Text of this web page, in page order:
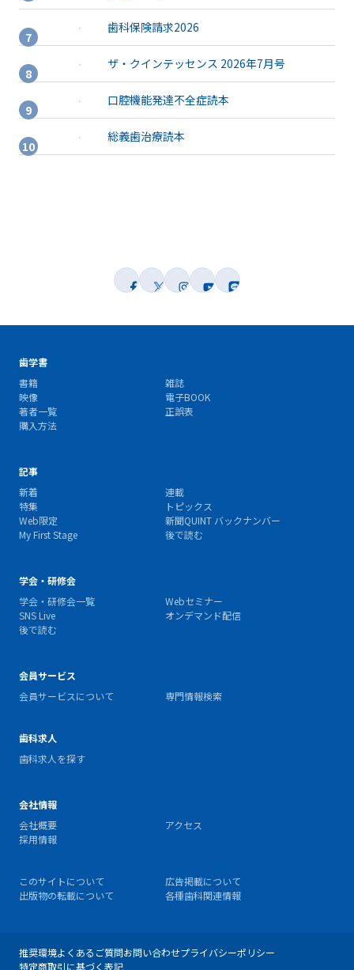
歯科保険請求2026
ザ・クインテッセンス 2026年7月号
口腔機能発達不全症読本
総義歯治療読本
歯学書
書籍
雑誌
映像
電子BOOK
著者一覧
正誤表
購入方法
記事
新着
連載
特集
トピックス
Web限定
新聞QUINT バックナンバー
My First Stage
後で読む
学会・研修会
学会・研修会一覧
Webセミナー
SNS Live
オンデマンド配信
後で読む
会員サービス
会員サービスについて
専門情報検索
歯科求人
歯科求人を探す
会社情報
会社概要
アクセス
採用情報
このサイトについて
広告掲載について
出版物の転載について
各種歯科関連情報
推奨環境よくあるご質問お問い合わせプライバシーポリシー
特定商取引に基づく表記